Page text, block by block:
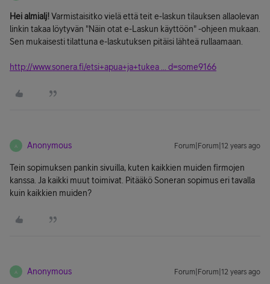
Hei almialj!Varmistaisitko vielä että teit e-laskun tilauksen allaolevan
linkin takaa löytyvän "Näin otat e-Laskun käyttöön" -ohjeen mukaan.
Sen mukaisesti tilattuna e-laskutuksen pitäisi lähteä rullaamaan.
http://www.sonera.fi/etsi+apua+ja+tukea ... d=some9166
A Anonymous Forum|Forum|12 years ago
Tein sopimuksen pankin sivuilla, kuten kaikkien muiden firmojen
kanssa. Ja kaikki muut toimivat. Pitääkö Soneran sopimus eri tavalla
kuin kaikkien muiden?
A Anonymous Forum|Forum|12 years ago